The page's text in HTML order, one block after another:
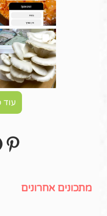
עוד
מתכונים אחרונים